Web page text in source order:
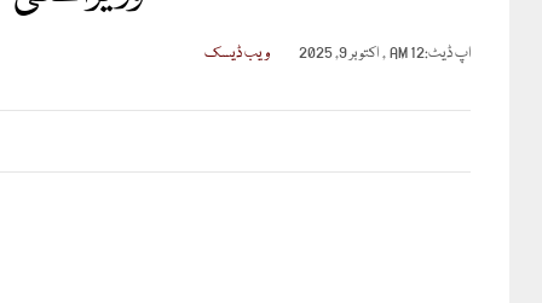
اپ ڈیٹ:12 AM , اکتوبر 9, 2025 ویب ڈیسک